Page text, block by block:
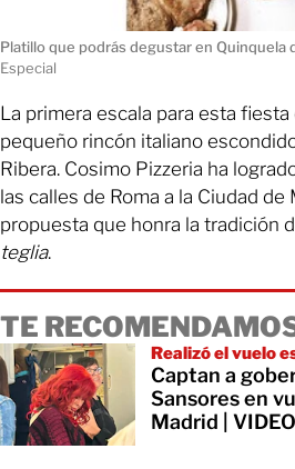
Platillo que podrás degustar en Quinquela
Especial
La primera escala para esta
pequeño rincón italiano
Ribera. Cosimo Pizzeria ha
las calles de Roma a la Ciudad
propuesta que honra la tradición
teglia.
TE
Realizó el vuelo
Captan a
Sansores en
Madrid | VIDEO